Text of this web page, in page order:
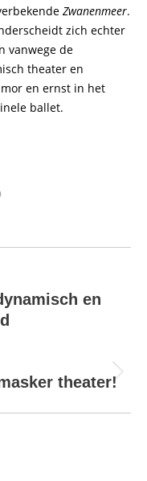
Zwanenmeer.
zich echter
vanwege de
theater en
en ernst in het
ballet.
en
theater!